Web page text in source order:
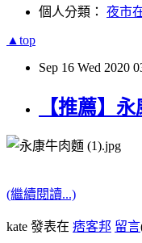
個人分類： 夜市
▲top
Sep 16 Wed 2020
【推薦】
(繼續閱讀...)
kate 發表在 痞客邦 留言